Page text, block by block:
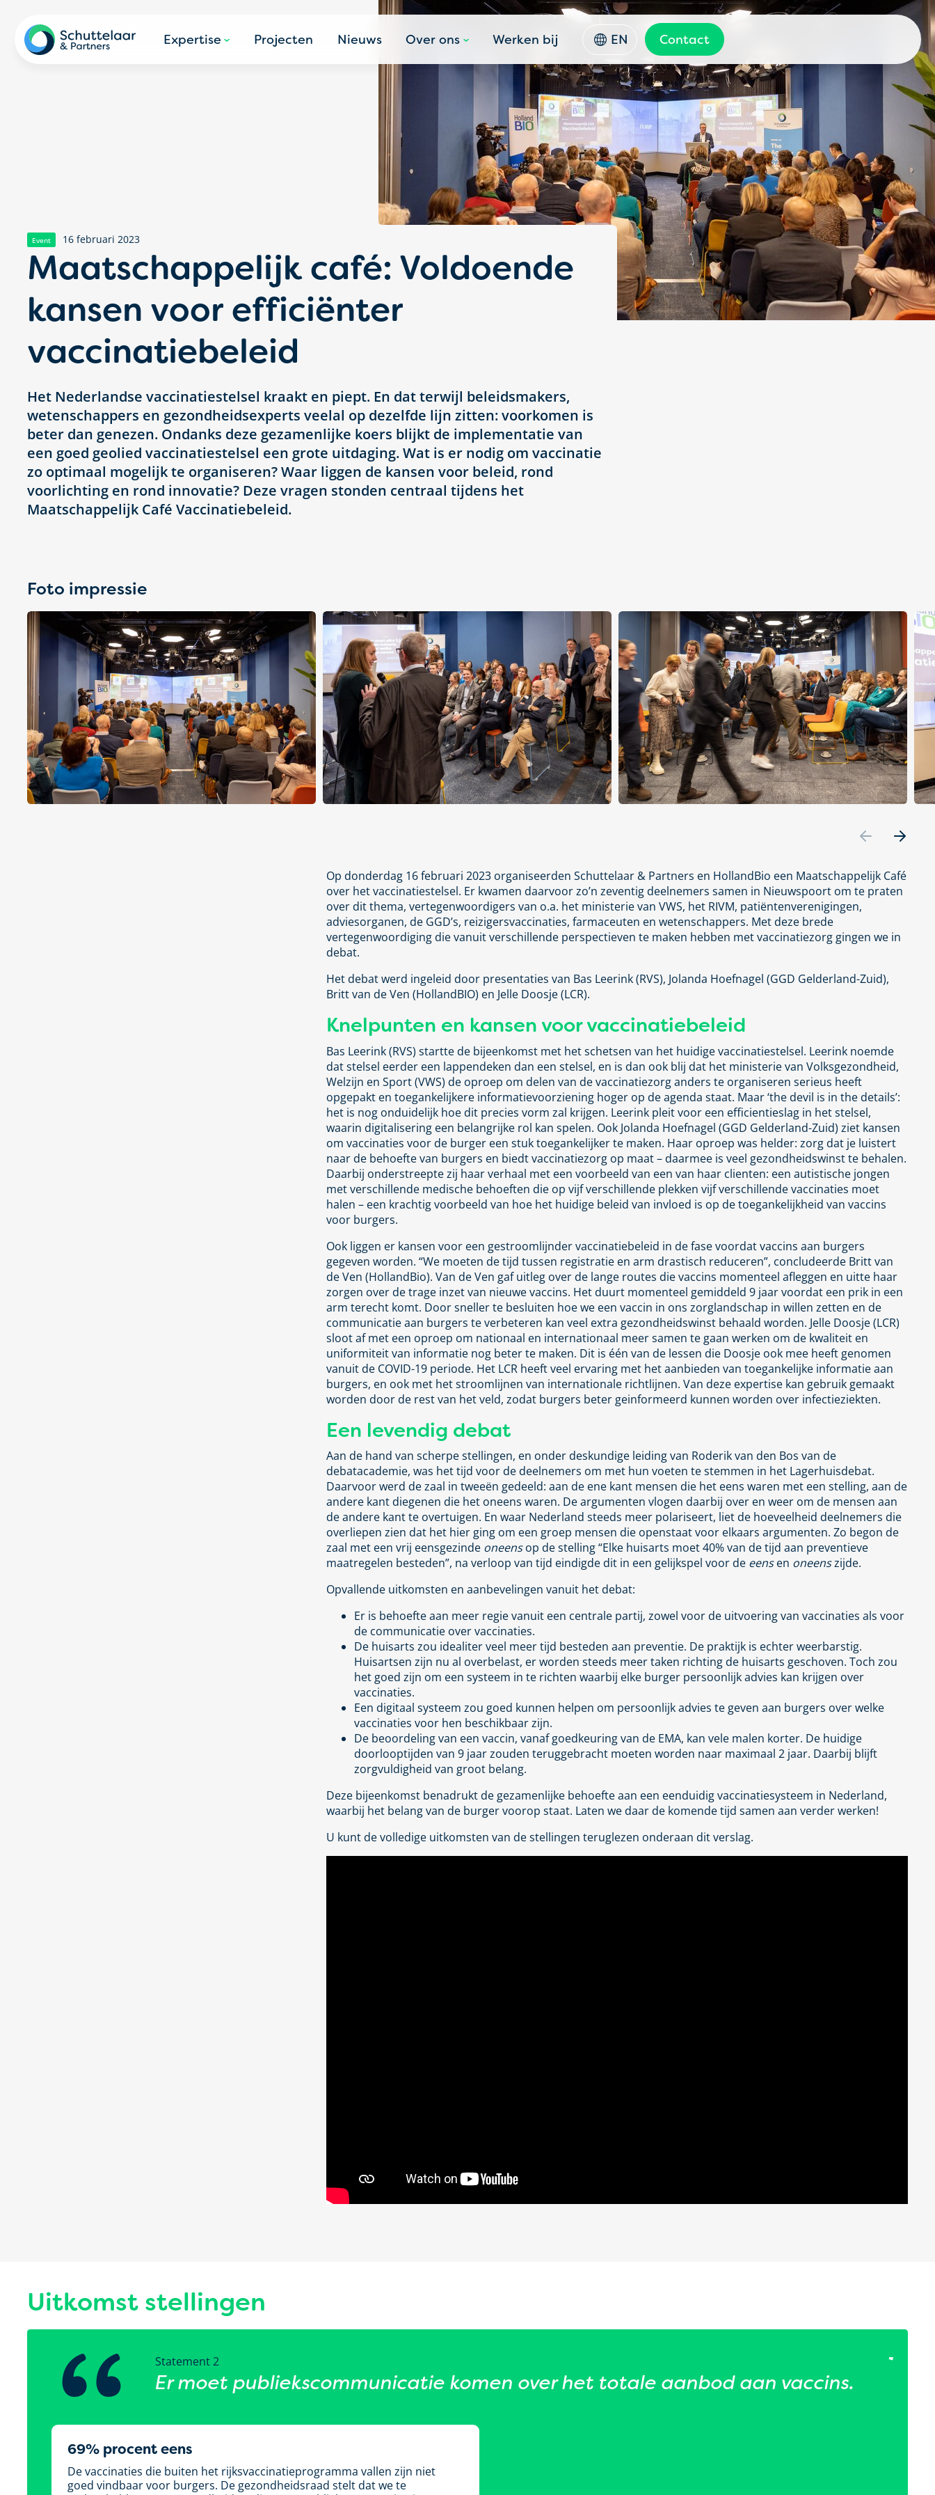
Expertise Projecten Nieuws Over ons Werken bij EN Contact
Event 16 februari 2023
Maatschappelijk café: Voldoende
kansen voor efficiënter
vaccinatiebeleid
Het Nederlandse vaccinatiestelsel kraakt en piept. En dat terwijl beleidsmakers,
wetenschappers en gezondheidsexperts veelal op dezelfde lijn zitten: voorkomen is
beter dan genezen. Ondanks deze gezamenlijke koers blijkt de implementatie van
een goed geolied vaccinatiestelsel een grote uitdaging. Wat is er nodig om vaccinatie
zo optimaal mogelijk te organiseren? Waar liggen de kansen voor beleid, rond
voorlichting en rond innovatie? Deze vragen stonden centraal tijdens het
Maatschappelijk Café Vaccinatiebeleid.
Foto impressie
Op donderdag 16 februari 2023 organiseerden Schuttelaar & Partners en HollandBio een Maatschappelijk Café
over het vaccinatiestelsel. Er kwamen daarvoor zo’n zeventig deelnemers samen in Nieuwspoort om te praten
over dit thema, vertegenwoordigers van o.a. het ministerie van VWS, het RIVM, patiëntenverenigingen,
adviesorganen, de GGD’s, reizigersvaccinaties, farmaceuten en wetenschappers. Met deze brede
vertegenwoordiging die vanuit verschillende perspectieven te maken hebben met vaccinatiezorg gingen we in
debat.
Het debat werd ingeleid door presentaties van Bas Leerink (RVS), Jolanda Hoefnagel (GGD Gelderland-Zuid),
Britt van de Ven (HollandBIO) en Jelle Doosje (LCR).
Knelpunten en kansen voor vaccinatiebeleid
Bas Leerink (RVS) startte de bijeenkomst met het schetsen van het huidige vaccinatiestelsel. Leerink noemde
dat stelsel eerder een lappendeken dan een stelsel, en is dan ook blij dat het ministerie van Volksgezondheid,
Welzijn en Sport (VWS) de oproep om delen van de vaccinatiezorg anders te organiseren serieus heeft
opgepakt en toegankelijkere informatievoorziening hoger op de agenda staat. Maar ‘the devil is in the details’:
het is nog onduidelijk hoe dit precies vorm zal krijgen. Leerink pleit voor een efficientieslag in het stelsel,
waarin digitalisering een belangrijke rol kan spelen. Ook Jolanda Hoefnagel (GGD Gelderland-Zuid) ziet kansen
om vaccinaties voor de burger een stuk toegankelijker te maken. Haar oproep was helder: zorg dat je luistert
naar de behoefte van burgers en biedt vaccinatiezorg op maat – daarmee is veel gezondheidswinst te behalen.
Daarbij onderstreepte zij haar verhaal met een voorbeeld van een van haar clienten: een autistische jongen
met verschillende medische behoeften die op vijf verschillende plekken vijf verschillende vaccinaties moet
halen – een krachtig voorbeeld van hoe het huidige beleid van invloed is op de toegankelijkheid van vaccins
voor burgers.
Ook liggen er kansen voor een gestroomlijnder vaccinatiebeleid in de fase voordat vaccins aan burgers
gegeven worden. “We moeten de tijd tussen registratie en arm drastisch reduceren”, concludeerde Britt van
de Ven (HollandBio). Van de Ven gaf uitleg over de lange routes die vaccins momenteel afleggen en uitte haar
zorgen over de trage inzet van nieuwe vaccins. Het duurt momenteel gemiddeld 9 jaar voordat een prik in een
arm terecht komt. Door sneller te besluiten hoe we een vaccin in ons zorglandschap in willen zetten en de
communicatie aan burgers te verbeteren kan veel extra gezondheidswinst behaald worden. Jelle Doosje (LCR)
sloot af met een oproep om nationaal en internationaal meer samen te gaan werken om de kwaliteit en
uniformiteit van informatie nog beter te maken. Dit is één van de lessen die Doosje ook mee heeft genomen
vanuit de COVID-19 periode. Het LCR heeft veel ervaring met het aanbieden van toegankelijke informatie aan
burgers, en ook met het stroomlijnen van internationale richtlijnen. Van deze expertise kan gebruik gemaakt
worden door de rest van het veld, zodat burgers beter geinformeerd kunnen worden over infectieziekten.
Een levendig debat
Aan de hand van scherpe stellingen, en onder deskundige leiding van Roderik van den Bos van de
debatacademie, was het tijd voor de deelnemers om met hun voeten te stemmen in het Lagerhuisdebat.
Daarvoor werd de zaal in tweeën gedeeld: aan de ene kant mensen die het eens waren met een stelling, aan de
andere kant diegenen die het oneens waren. De argumenten vlogen daarbij over en weer om de mensen aan
de andere kant te overtuigen. En waar Nederland steeds meer polariseert, liet de hoeveelheid deelnemers die
overliepen zien dat het hier ging om een groep mensen die openstaat voor elkaars argumenten. Zo begon de
zaal met een vrij eensgezinde oneensop de stelling “Elke huisarts moet 40% van de tijd aan preventieve
maatregelen besteden”, na verloop van tijd eindigde dit in een gelijkspel voor de eensen oneenszijde.
Opvallende uitkomsten en aanbevelingen vanuit het debat:
Er is behoefte aan meer regie vanuit een centrale partij, zowel voor de uitvoering van vaccinaties als voor
de communicatie over vaccinaties.
De huisarts zou idealiter veel meer tijd besteden aan preventie. De praktijk is echter weerbarstig.
Huisartsen zijn nu al overbelast, er worden steeds meer taken richting de huisarts geschoven. Toch zou
het goed zijn om een systeem in te richten waarbij elke burger persoonlijk advies kan krijgen over
vaccinaties.
Een digitaal systeem zou goed kunnen helpen om persoonlijk advies te geven aan burgers over welke
vaccinaties voor hen beschikbaar zijn.
De beoordeling van een vaccin, vanaf goedkeuring van de EMA, kan vele malen korter. De huidige
doorlooptijden van 9 jaar zouden teruggebracht moeten worden naar maximaal 2 jaar. Daarbij blijft
zorgvuldigheid van groot belang.
Deze bijeenkomst benadrukt de gezamenlijke behoefte aan een eenduidig vaccinatiesysteem in Nederland,
waarbij het belang van de burger voorop staat. Laten we daar de komende tijd samen aan verder werken!
U kunt de volledige uitkomsten van de stellingen teruglezen onderaan dit verslag.
Uitkomst stellingen
Statement 2
Er moet publiekscommunicatie komen over het totale aanbod aan vaccins.
69% procent eens
De vaccinaties die buiten het rijksvaccinatieprogramma vallen zijn niet
goed vindbaar voor burgers. De gezondheidsraad stelt dat we te